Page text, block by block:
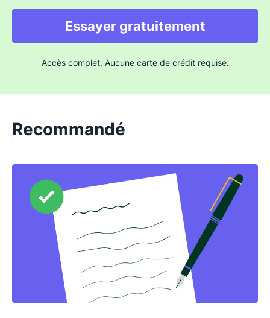
Essayer gratuitement
Accès complet. Aucune carte de crédit requise.
Recommandé